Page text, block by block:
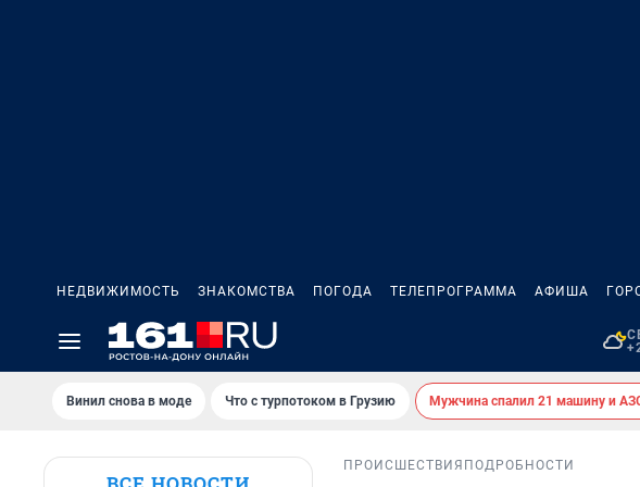
НЕДВИЖИМОСТЬ ЗНАКОМСТВА ПОГОДА ТЕЛЕПРОГРАММА АФИША
Винил снова в моде Что с турпотоком в Грузию Мужчина спалил 21 машину и
ПРОИСШЕСТВИЯ ПОДРОБНОСТИ